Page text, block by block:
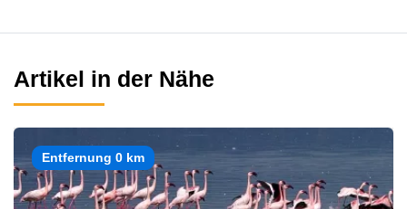
Artikel in der Nähe
Entfernung 0 km